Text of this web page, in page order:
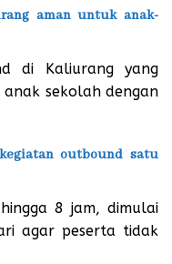
aman untuk anak-
di Kaliurang yang
sekolah dengan
outbound satu
8 jam, dimulai
agar peserta tidak